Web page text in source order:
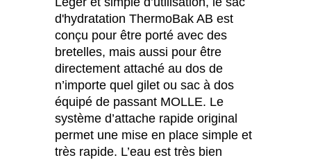
d'hydratation ThermoBak AB est
conçu pour être porté avec des
bretelles, mais aussi pour être
directement attaché au dos de
n’importe quel gilet ou sac à dos
équipé de passant MOLLE. Le
système d’attache rapide original
permet une mise en place simple et
très rapide. L’eau est très bien